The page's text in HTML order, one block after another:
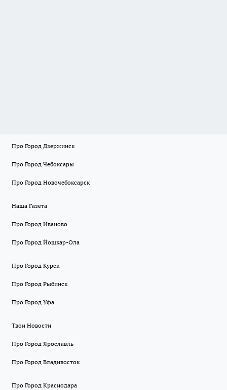
Про Город Дзержинск
Про Город Чебоксары
Про Город Новочебоксарск
Наша Газета
Про Город Иваново
Про Город Йошкар-Ола
Про Город Курск
Про Город Рыбинск
Про Город Уфа
Твои Новости
Про Город Ярославль
Про Город Владивосток
Про Город Краснодара